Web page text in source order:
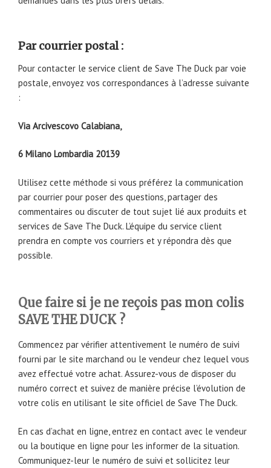
Par courrier postal :
Pour contacter le service client de Save The Duck par voie
postale, envoyez vos correspondances à l’adresse suivante
:
Via Arcivescovo Calabiana,
6 Milano Lombardia 20139
Utilisez cette méthode si vous préférez la communication
par courrier pour poser des questions, partager des
commentaires ou discuter de tout sujet lié aux produits et
services de Save The Duck. L’équipe du service client
prendra en compte vos courriers et y répondra dès que
possible.
Que faire si je ne reçois pas mon colis
SAVE THE DUCK ?
Commencez par vérifier attentivement le numéro de suivi
fourni par le site marchand ou le vendeur chez lequel vous
avez effectué votre achat. Assurez-vous de disposer du
numéro correct et suivez de manière précise l’évolution de
votre colis en utilisant le site officiel de Save The Duck.
En cas d’achat en ligne, entrez en contact avec le vendeur
ou la boutique en ligne pour les informer de la situation.
Communiquez-leur le numéro de suivi et sollicitez leur